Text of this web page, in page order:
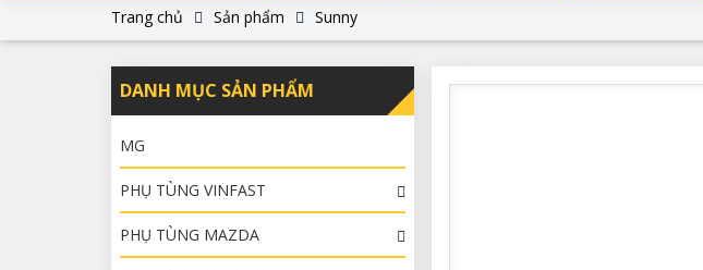
Trang chủ Sản phẩm Sunny
DANH MỤC SẢN PHẨM
MG
PHỤ TÙNG VINFAST
PHỤ TÙNG MAZDA